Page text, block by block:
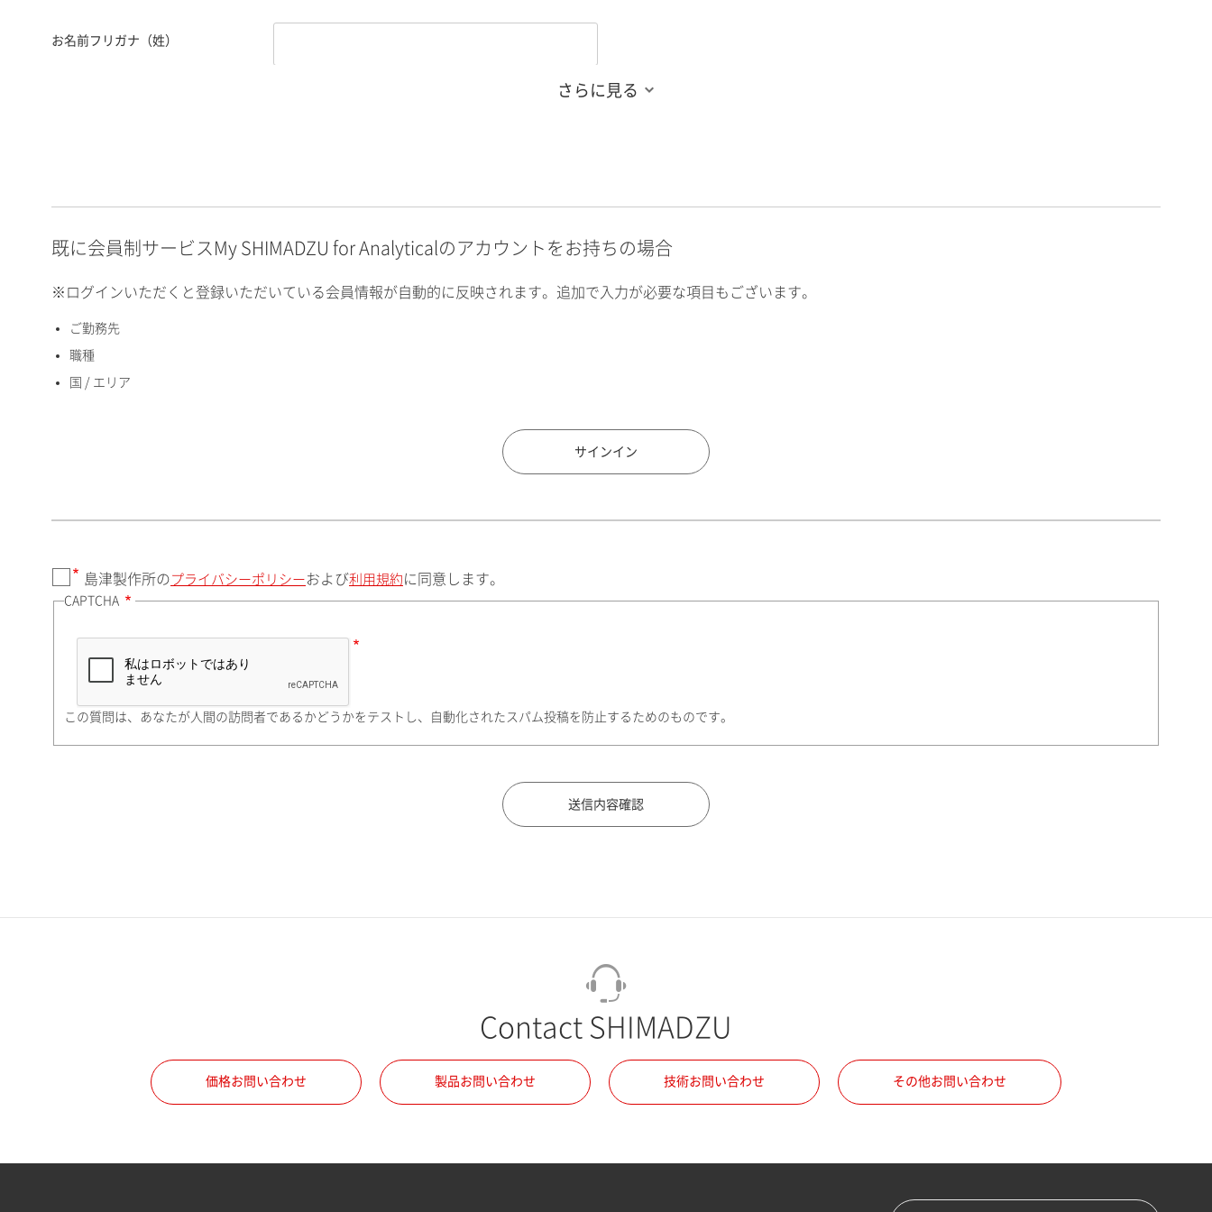
お名前フリガナ（姓）
英数）
国 / エリア
住所検索
町名・番地（勤務先）
所属部署
さらに見る
既に会員制サービスMy SHIMADZU for Analyticalのアカウントをお持ちの場合
※ログインいただくと登録いただいている会員情報が自動的に反映されます。追加で入力が必要な項目もございます。
ご勤務先
職種
国 / エリア
サインイン
島津製作所の プライバシーポリシー および利用規約 に同意します。
CAPTCHA
この質問は、あなたが人間の訪問者であるかどうかをテストし、自動化されたスパム投稿を防止するためのものです。
Contact SHIMADZU
価格お問い合わせ 製品お問い合わせ 技術お問い合わせ その他お問い合わせ